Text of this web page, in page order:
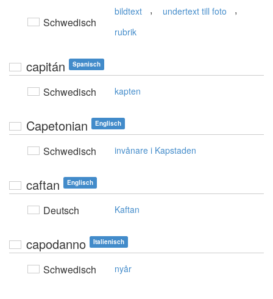
Schwedisch
bildtext , undertext till foto ,
rubrik
capitán Spanisch
Schwedisch kapten
Capetonian Englisch
Schwedisch invånare i Kapstaden
caftan Englisch
Deutsch Kaftan
capodanno Italienisch
Schwedisch nyår